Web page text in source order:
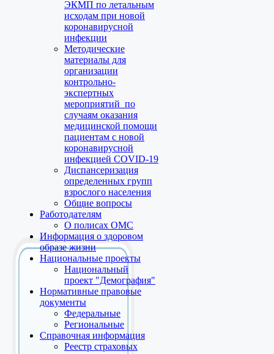
ЭКМП по летальным
исходам при новой
коронавирусной
инфекции
Методические
материалы для
организации
контрольно-
экспертных
мероприятий по
случаям оказания
медицинской помощи
пациентам с новой
коронавирусной
инфекцией COVID-19
Диспансеризация
определенных групп
взрослого населения
Общие вопросы
Работодателям
О полисах ОМС
Информация о здоровом
образе жизни
Национальные проекты
Национальный
проект "Демография"
Нормативные правовые
документы
Федеральные
Региональные
Справочная информация
Реестр страховых